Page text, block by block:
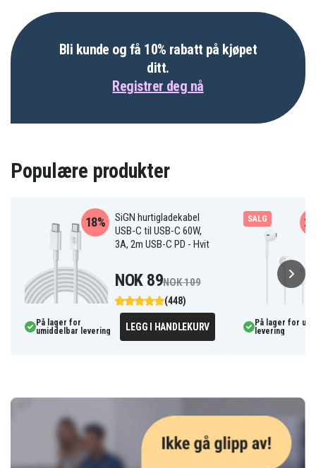
Bli kunde og få 10% rabatt på kjøpet
ditt.
Registrer deg nå
Populære produkter
SiGN hurtigladekabel
USB-C til USB-C 60W,
3A, 2m USB-C PD - Hvit
(448)
18%
NOK 89NOK 109
På lager for
umiddelbar levering
LEGG I HANDLEKURV
SALG
På lager for
levering